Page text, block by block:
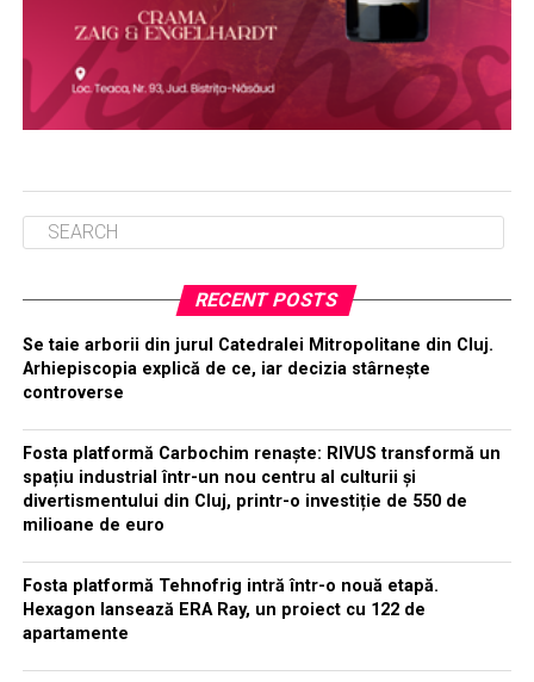
RECENT POSTS
Se taie arborii din jurul Catedralei Mitropolitane din Cluj.
Arhiepiscopia explică de ce, iar decizia stârnește
controverse
Fosta platformă Carbochim renaște: RIVUS transformă un
spațiu industrial într-un nou centru al culturii și
divertismentului din Cluj, printr-o investiție de 550 de
milioane de euro
Fosta platformă Tehnofrig intră într-o nouă etapă.
Hexagon lansează ERA Ray, un proiect cu 122 de
apartamente